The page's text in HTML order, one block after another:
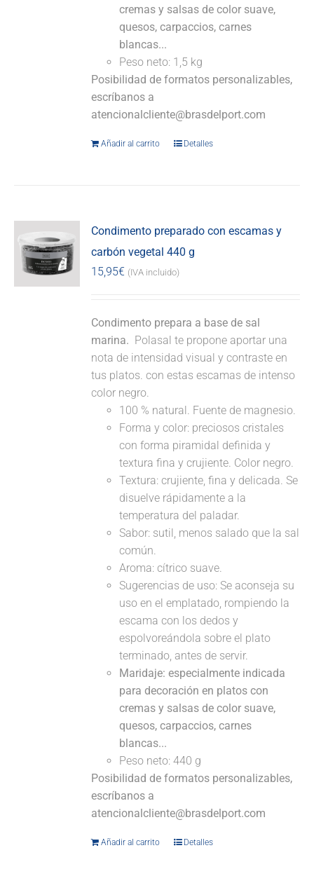
cremas y salsas de color suave,
quesos, carpaccios, carnes
blancas...
Peso neto: 1,5 kg
Posibilidad de formatos personalizables,
escríbanos a
atencionalcliente@brasdelport.com
Añadir al carrito Detalles
Condimento preparado con escamas y
carbón vegetal 440 g
15,95€ (IVA incluido)
Condimento prepara a base de sal
marina. Polasal te propone aportar una
nota de intensidad visual y contraste en
tus platos. con estas escamas de intenso
color negro.
100 % natural. Fuente de magnesio.
Forma y color: preciosos cristales
con forma piramidal definida y
textura fina y crujiente. Color negro.
Textura: crujiente, fina y delicada. Se
disuelve rápidamente a la
temperatura del paladar.
Sabor: sutil, menos salado que la sal
común.
Aroma: cítrico suave.
Sugerencias de uso: Se aconseja su
uso en el emplatado, rompiendo la
escama con los dedos y
espolvoreándola sobre el plato
terminado, antes de servir.
Maridaje: especialmente indicada
para decoración en platos con
cremas y salsas de color suave,
quesos, carpaccios, carnes
blancas...
Peso neto: 440 g
Posibilidad de formatos personalizables,
escríbanos a
atencionalcliente@brasdelport.com
Añadir al carrito Detalles